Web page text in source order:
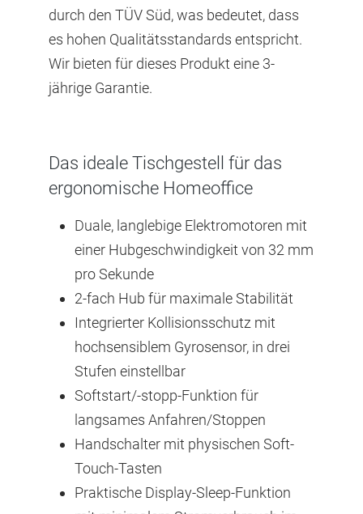
durch den TÜV Süd, was bedeutet, dass
es hohen Qualitätsstandards entspricht.
Wir bieten für dieses Produkt eine 3-
jährige Garantie.
Das ideale Tischgestell für das
ergonomische Homeoffice
Duale, langlebige Elektromotoren mit
einer Hubgeschwindigkeit von 32 mm
pro Sekunde
2-fach Hub für maximale Stabilität
Integrierter Kollisionsschutz mit
hochsensiblem Gyrosensor, in drei
Stufen einstellbar
Softstart/-stopp-Funktion für
langsames Anfahren/Stoppen
Handschalter mit physischen Soft-
Touch-Tasten
Praktische Display-Sleep-Funktion